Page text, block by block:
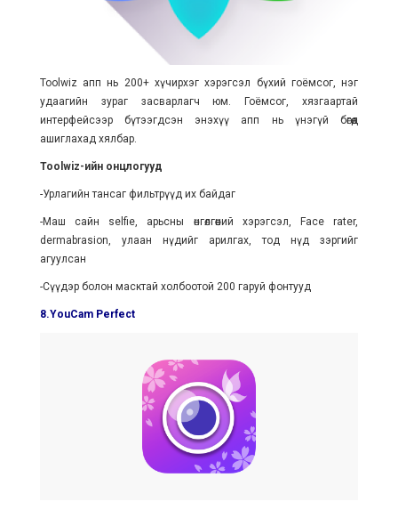
Toolwiz апп нь 200+ хүчирхэг хэрэгсэл бүхий гоёмсог, нэг
удаагийн зураг засварлагч юм. Гоёмсог, хязгаартай
интерфейсээр бүтээгдсэн энэхүү апп нь үнэгүй бөгөөд
ашиглахад хялбар.
Toolwiz-ийн онцлогууд
-Урлагийн тансаг фильтрүүд их байдаг
-Маш сайн selfie, арьсны өнгөлгөөний хэрэгсэл, Face rater,
dermabrasion, улаан нүдийг арилгах, тод нүд зэргийг
агуулсан
-Сүүдэр болон масктай холбоотой 200 гаруй фонтууд
8.YouCam Perfect